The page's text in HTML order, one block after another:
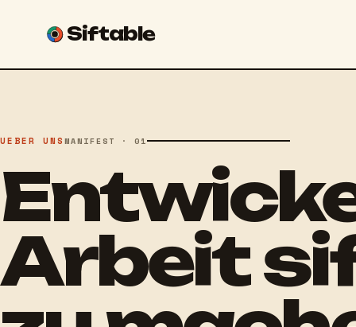
Siftable
UEBER UNS MANIFEST · 01
Arbeit